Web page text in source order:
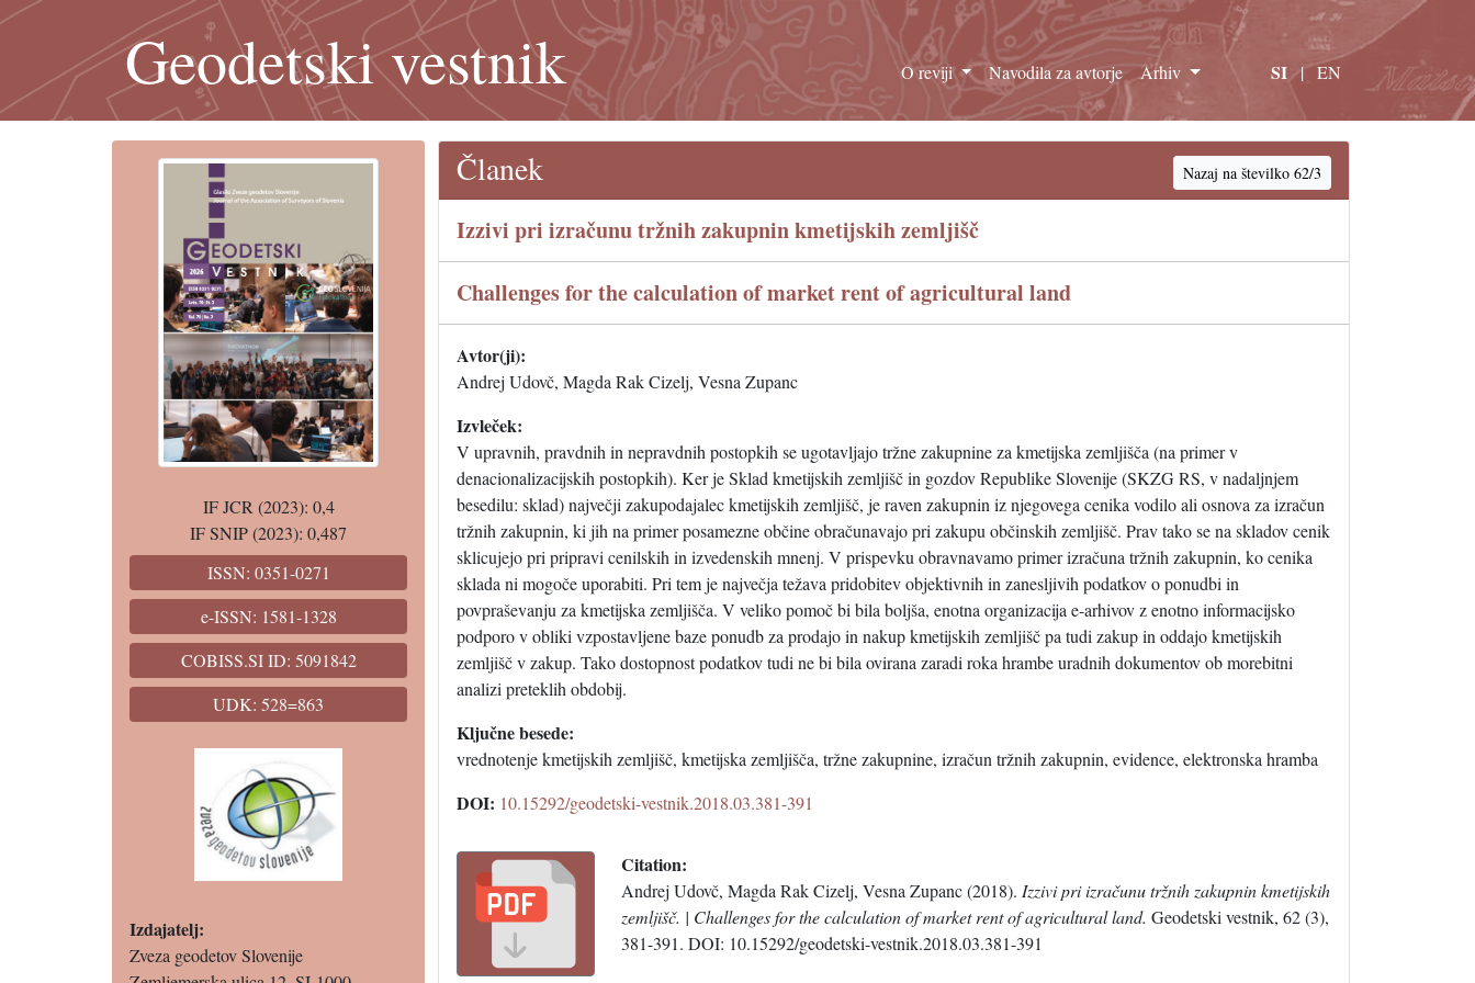
Geodetski vestnik O reviji Navodila za avtorje Arhiv SI | EN
IF JCR (2023): 0,4
IF SNIP (2023): 0,487
ISSN: 0351-0271
e-ISSN: 1581-1328
COBISS.SI ID: 5091842
UDK: 528=863
Izdajatelj:
Zveza geodetov Slovenije
Članek Nazaj na številko 62/3
Izzivi pri izračunu tržnih zakupnin kmetijskih zemljišč
Challenges for the calculation of market rent of agricultural land
Avtor(ji):
Andrej Udovč, Magda Rak Cizelj, Vesna Zupanc
Izvleček:
V upravnih, pravdnih in nepravdnih postopkih se ugotavljajo tržne zakupnine za kmetijska zemljišča (na primer v
denacionalizacijskih postopkih). Ker je Sklad kmetijskih zemljišč in gozdov Republike Slovenije (SKZG RS, v nadaljnjem
besedilu: sklad) največji zakupodajalec kmetijskih zemljišč, je raven zakupnin iz njegovega cenika vodilo ali osnova za izračun
tržnih zakupnin, ki jih na primer posamezne občine obračunavajo pri zakupu občinskih zemljišč. Prav tako se na skladov cenik
sklicujejo pri pripravi cenilskih in izvedenskih mnenj. V prispevku obravnavamo primer izračuna tržnih zakupnin, ko cenika
sklada ni mogoče uporabiti. Pri tem je največja težava pridobitev objektivnih in zanesljivih podatkov o ponudbi in
povpraševanju za kmetijska zemljišča. V veliko pomoč bi bila boljša, enotna organizacija e-arhivov z enotno informacijsko
podporo v obliki vzpostavljene baze ponudb za prodajo in nakup kmetijskih zemljišč pa tudi zakup in oddajo kmetijskih
zemljišč v zakup. Tako dostopnost podatkov tudi ne bi bila ovirana zaradi roka hrambe uradnih dokumentov ob morebitni
analizi preteklih obdobij.
Ključne besede:
vrednotenje kmetijskih zemljišč, kmetijska zemljišča, tržne zakupnine, izračun tržnih zakupnin, evidence, elektronska hramba
DOI: 10.15292/geodetski-vestnik.2018.03.381-391
Citation:
Andrej Udovč, Magda Rak Cizelj, Vesna Zupanc (2018). Izzivi pri izračunu tržnih zakupnin kmetijskih
zemljišč. | Challenges for the calculation of market rent of agricultural land. Geodetski vestnik, 62 (3),
381-391. DOI: 10.15292/geodetski-vestnik.2018.03.381-391